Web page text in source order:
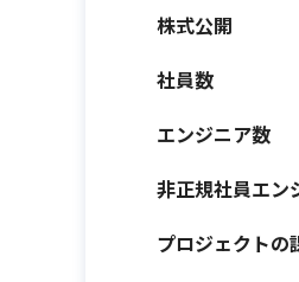
株式公開
社員数
エンジニア数
非正規社員エン
プロジェクトの